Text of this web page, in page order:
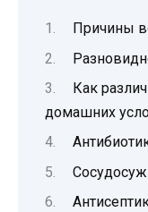
Причины
Как
домашних